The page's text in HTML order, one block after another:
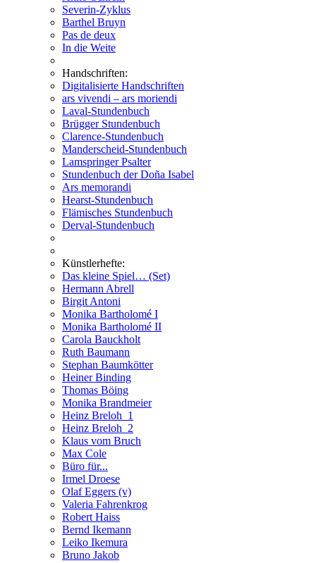
Severin-Zyklus
Barthel Bruyn
Pas de deux
In die Weite
Handschriften:
Digitalisierte Handschriften
ars vivendi – ars moriendi
Laval-Stundenbuch
Brügger Stundenbuch
Clarence-Stundenbuch
Manderscheid-Stundenbuch
Lamspringer Psalter
Stundenbuch der Doña Isabel
Ars memorandi
Hearst-Stundenbuch
Flämisches Stundenbuch
Derval-Stundenbuch
Künstlerhefte:
Das kleine Spiel… (Set)
Hermann Abrell
Birgit Antoni
Monika Bartholomé I
Monika Bartholomé II
Carola Bauckholt
Ruth Baumann
Stephan Baumkötter
Heiner Binding
Thomas Böing
Monika Brandmeier
Heinz Breloh_1
Heinz Breloh_2
Klaus vom Bruch
Max Cole
Büro für...
Irmel Droese
Olaf Eggers (v)
Valeria Fahrenkrog
Robert Haiss
Bernd Ikemann
Leiko Ikemura
Bruno Jakob